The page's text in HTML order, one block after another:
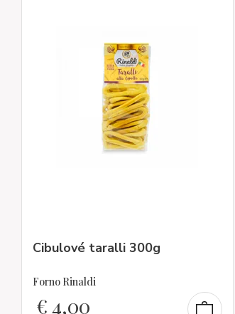
Cibulové taralli 300g
Forno Rinaldi
€4,00